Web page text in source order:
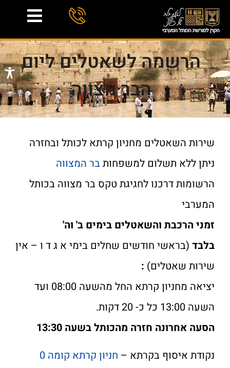
הרשמה לשאטלים ליום
הבר מצווה
שירות השאטלים מחניון קרתא לכותל ובחזרה
ניתן ללא תשלום למשפחות בר המצווה
הרשומות דרכנו לחגיגת טקס בר מצווה בכותל
המערבי
זמני הרכבת והשאטלים בימים ב' וה'
בלבד (בראשי חודשים שחלים בימי א ג ד ו – אין
שירות שאטלים) :
יציאה מחניון קרתא החל מהשעה 08:00 ועד
השעה 13:00 כל כ- 20 דקות.
הסעה אחרונה חזרה מהכותל בשעה 13:30
נקודת איסוף בקרתא –
חניון קרתא קומה 0